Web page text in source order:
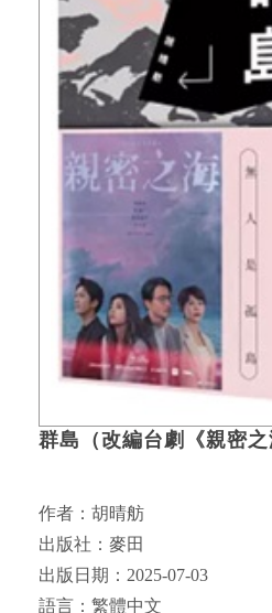
群島（改編台劇《親密之
作者：胡晴舫
出版社：麥田
出版日期：2025-07-03
語言：繁體中文